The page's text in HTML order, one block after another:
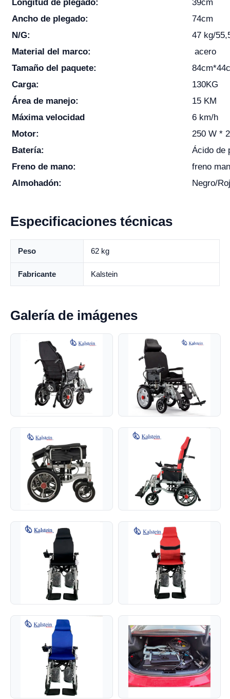
Longitud de plegado:
39cm
Ancho de plegado:
74cm
N/G:
47 kg/
Material del marco:
acero
Tamaño del paquete:
Carga:
130KG
Área de manejo:
15 KM
Máxima velocidad
6 km/h
Motor:
250 W *
Batería:
Ácido de
Freno de mano:
freno
Almohadón:
Negro/
Especificaciones técnicas
Peso 62 kg
Fabricante Kalstein
Galería de imágenes